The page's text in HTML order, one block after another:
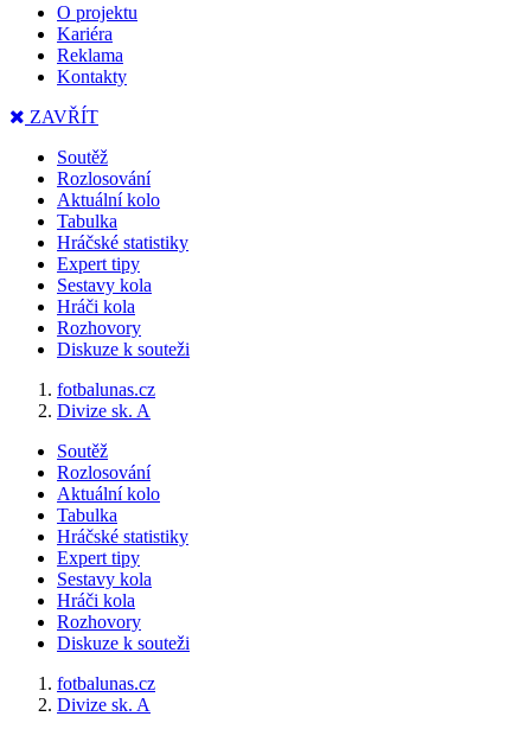
O projektu
Kariéra
Reklama
Kontakty
ZAVŘÍT
Soutěž
Rozlosování
Aktuální kolo
Tabulka
Hráčské statistiky
Expert tipy
Sestavy kola
Hráči kola
Rozhovory
Diskuze k souteži
fotbalunas.cz
Divize sk. A
Soutěž
Rozlosování
Aktuální kolo
Tabulka
Hráčské statistiky
Expert tipy
Sestavy kola
Hráči kola
Rozhovory
Diskuze k souteži
fotbalunas.cz
Divize sk. A